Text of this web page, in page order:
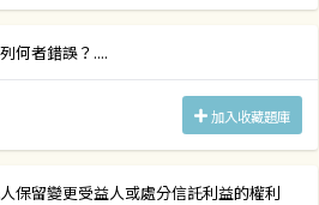
何者錯誤？....
加入收藏題庫
保留變更受益人或處分信託利益的權利